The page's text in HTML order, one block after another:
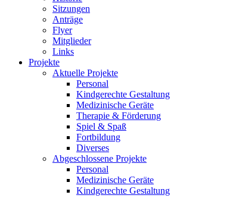
Sitzungen
Anträge
Flyer
Mitglieder
Links
Projekte
Aktuelle Projekte
Personal
Kindgerechte Gestaltung
Medizinische Geräte
Therapie & Förderung
Spiel & Spaß
Fortbildung
Diverses
Abgeschlossene Projekte
Personal
Medizinische Geräte
Kindgerechte Gestaltung